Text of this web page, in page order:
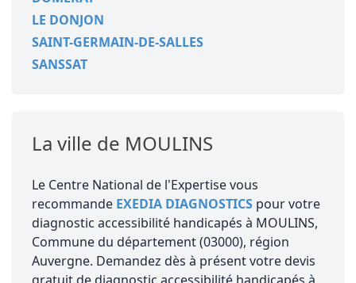
LE DONJON
SAINT-GERMAIN-DE-SALLES
SANSSAT
La ville de MOULINS
Le Centre National de l'Expertise vous
recommande EXEDIA DIAGNOSTICS pour votre
diagnostic accessibilité handicapés à MOULINS,
Commune du département (03000), région
Auvergne. Demandez dès à présent votre devis